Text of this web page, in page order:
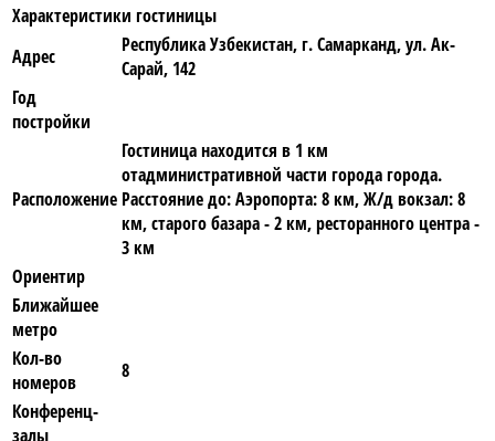
Характеристики гостиницы
Адрес
Республика Узбекистан, г. Самарканд, ул. Ак-
Сарай, 142
Год
постройки
Расположение
Гостиница находится в 1 км
отадминистративной части города города.
Расстояние до: Аэропорта: 8 км, Ж/д вокзал: 8
км, старого базара - 2 км, ресторанного центра -
3 км
Ориентир
Ближайшее
метро
Кол-во
номеров
8
Конференц-
залы